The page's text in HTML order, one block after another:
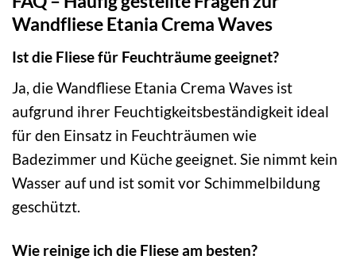
Wandfliese Etania Crema Waves
Ist die Fliese für Feuchträume geeignet?
Ja, die Wandfliese Etania Crema Waves ist
aufgrund ihrer Feuchtigkeitsbeständigkeit ideal
für den Einsatz in Feuchträumen wie
Badezimmer und Küche geeignet. Sie nimmt kein
Wasser auf und ist somit vor Schimmelbildung
geschützt.
Wie reinige ich die Fliese am besten?